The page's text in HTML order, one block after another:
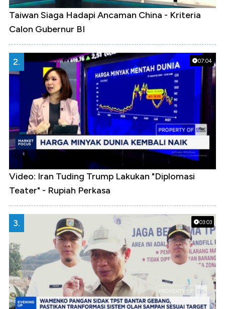
Taiwan Siaga Hadapi Ancaman China - Kriteria
Calon Gubernur BI
07:04
2.
Video: Iran Tuding Trump Lakukan "Diplomasi
Teater" - Rupiah Perkasa
03:03
3.